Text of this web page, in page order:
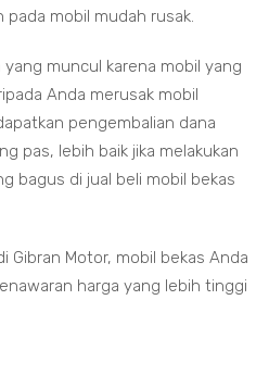
pada mobil mudah rusak.
muncul karena mobil yang
Anda merusak mobil
pengembalian dana
pas, lebih baik jika melakukan
bagus di jual beli mobil bekas
Gibran Motor, mobil bekas Anda
harga yang lebih tinggi